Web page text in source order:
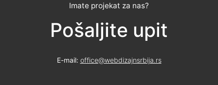
Imate projekat za nas?
Pošaljite upit
E-mail: office@webdizajnsrbija.rs